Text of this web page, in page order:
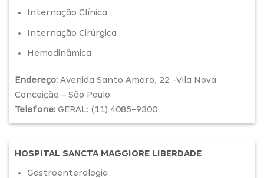
Internação Clínica
Internação Cirúrgica
Hemodinâmica
Endereço: Avenida Santo Amaro, 22 -Vila Nova
Conceição – São Paulo
Telefone: GERAL: (11) 4085-9300
HOSPITAL SANCTA MAGGIORE LIBERDADE
Gastroenterologia